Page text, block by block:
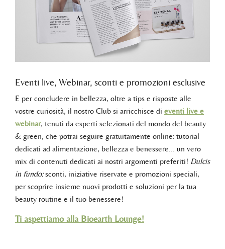
Eventi live, Webinar, sconti e promozioni esclusive
E per concludere in bellezza, oltre a tips e risposte alle
vostre curiosità, il nostro Club si arricchisce di eventi live e
webinar, tenuti da esperti selezionati del mondo del beauty
& green, che potrai seguire gratuitamente online: tutorial
dedicati ad alimentazione, bellezza e benessere… un vero
mix di contenuti dedicati ai nostri argomenti preferiti! Dulcis
in fundo:sconti, iniziative riservate e promozioni speciali,
per scoprire insieme nuovi prodotti e soluzioni per la tua
beauty routine e il tuo benessere!
Ti aspettiamo alla Bioearth Lounge!